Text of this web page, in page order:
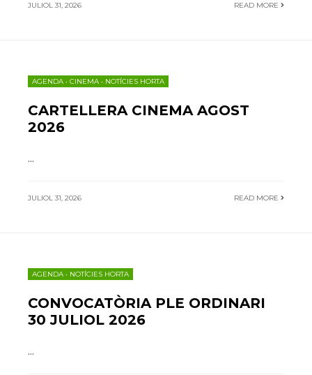
JULIOL 31, 2026 READ MORE
AGENDA • CINEMA • NOTÍCIES HORTA
CARTELLERA CINEMA AGOST
2026
...
JULIOL 31, 2026 READ MORE
AGENDA • NOTÍCIES HORTA
CONVOCATÒRIA PLE ORDINARI
30 JULIOL 2026
...